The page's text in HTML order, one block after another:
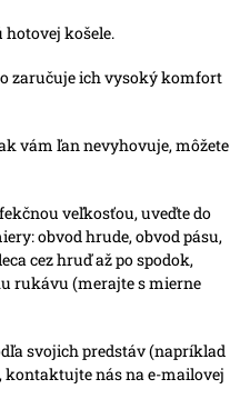
košele.
zaručuje ich vysoký komfort
vám ľan nevyhovuje, môžete
veľkosťou, uveďte do
obvod hrude, obvod pásu,
cez hruď až po spodok,
rukávu (merajte s mierne
svojich predstáv (napríklad
nás na e-mailovej